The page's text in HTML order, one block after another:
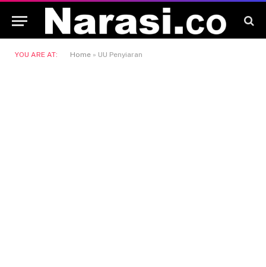
YOU ARE AT: Home » UU Penyiaran